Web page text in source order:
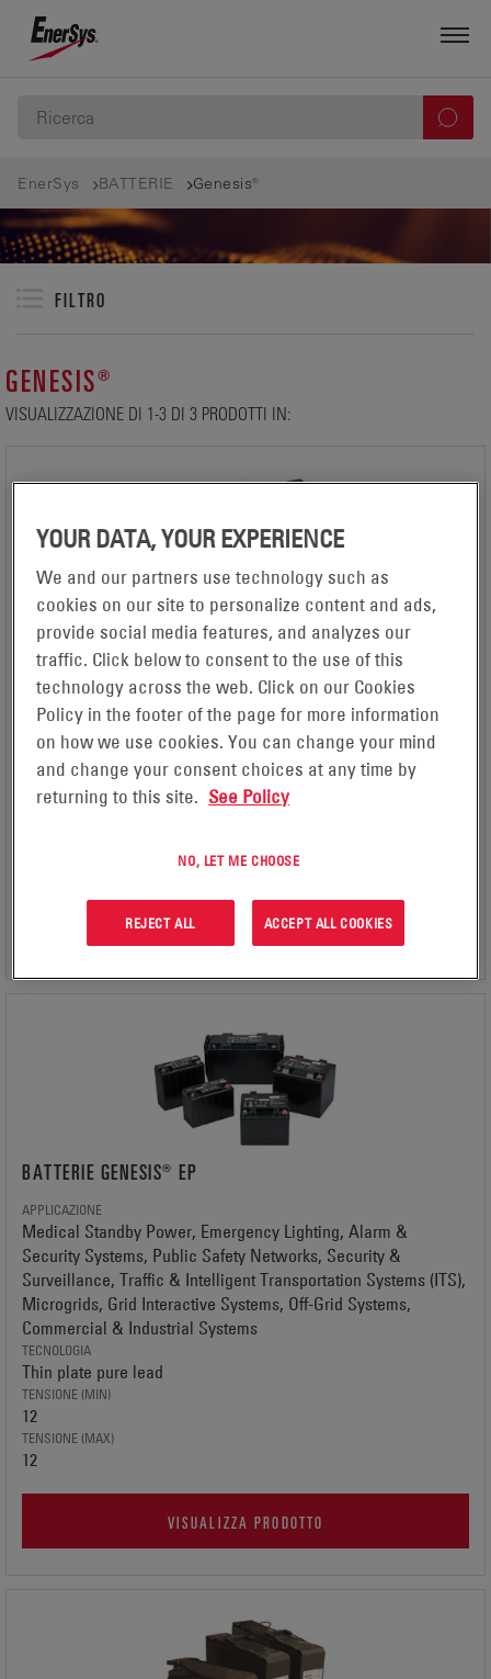
EnerSys BATTERIE Genesis®
FILTRO
GENESIS®
VISUALIZZAZIONE DI 1-3 DI 3 PRODOTTI IN:
GENESIS® NP
APPLICAZIONE
Small Cells, Industrial UPS, Emergency Lighting, Alarm &
Security Systems, Public Safety Networks, Security &
Surveillance, Traffic & Intelligent Transportation Systems (ITS)
TECNOLOGIA
AGM
TENSIONE (MIN)
VISUALIZZA PRODOTTO
BATTERIE GENESIS® EP
APPLICAZIONE
Medical Standby Power, Emergency Lighting, Alarm &
Security Systems, Public Safety Networks, Security &
Surveillance, Traffic & Intelligent Transportation Systems (ITS),
Microgrids, Grid Interactive Systems, Off-Grid Systems,
Commercial & Industrial Systems
TECNOLOGIA
Thin plate pure lead
TENSIONE (MIN)
12
TENSIONE (MAX)
12
VISUALIZZA PRODOTTO
YOUR DATA, YOUR EXPERIENCE
We and our partners use technology such as
cookies on our site to personalize content and ads,
provide social media features, and analyzes our
traffic. Click below to consent to the use of this
technology across the web. Click on our Cookies
Policy in the footer of the page for more information
on how we use cookies. You can change your mind
and change your consent choices at any time by
returning to this site. See Policy
NO, LET ME CHOOSE
REJECT ALL ACCEPT ALL COOKIES